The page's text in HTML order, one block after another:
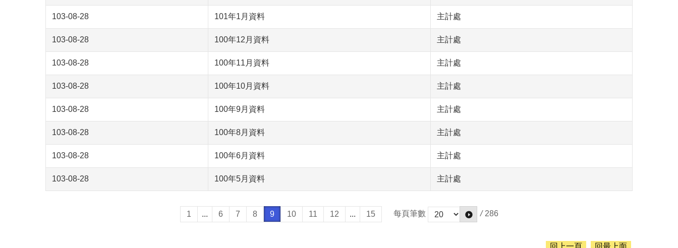
103-08-28 101年1月資料 主計處
103-08-28 100年12月資料 主計處
103-08-28 100年11月資料 主計處
103-08-28 100年10月資料 主計處
103-08-28 100年9月資料 主計處
103-08-28 100年8月資料 主計處
103-08-28 100年6月資料 主計處
103-08-28 100年5月資料 主計處
1 ... 6 7 8 9 10 11 12 ... 15 每頁筆數 / 286
回上一頁 回最上面